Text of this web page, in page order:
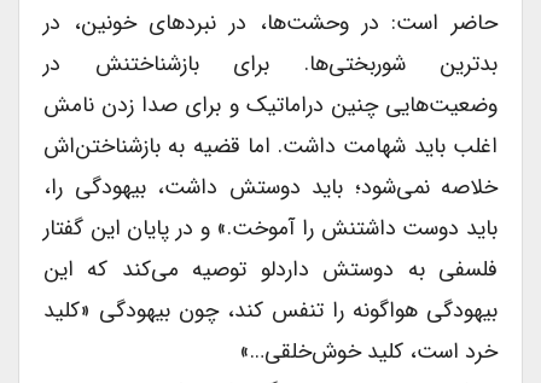
حاضر است: در وحشت‌ها، در نبردهای خونین، در
بدترین شوربختی‌ها. برای بازشناختنش در
وضعیت‌هایی چنین دراماتیک و برای صدا زدن نامش
اغلب باید شهامت داشت. اما قضیه به بازشناختن‌اش
خلاصه نمی‌شود؛ باید دوستش داشت، بیهودگی را،
باید دوست داشتنش را آموخت.» و در پایان این گفتار
فلسفی به دوستش داردلو توصیه می‌کند که این
بیهودگی هواگونه را تنفس کند، چون بیهودگی «کلید
خرد است، کلید خوش‌خلقی…»